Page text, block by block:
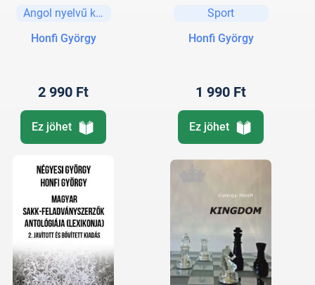
Angol nyelvű könyvek
Honfi György
2 990 Ft
Ez jöhet
Sport
Honfi György
1 990 Ft
Ez jöhet